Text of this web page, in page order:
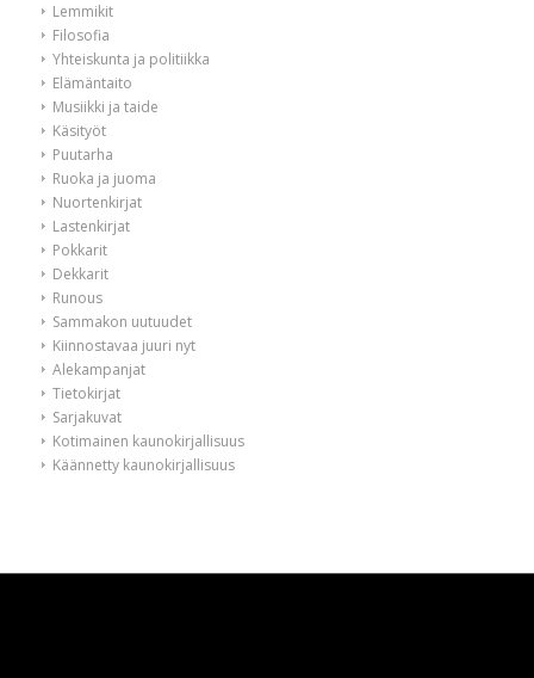
Lemmikit
Filosofia
Yhteiskunta ja politiikka
Elämäntaito
Musiikki ja taide
Käsityöt
Puutarha
Ruoka ja juoma
Nuortenkirjat
Lastenkirjat
Pokkarit
Dekkarit
Runous
Sammakon uutuudet
Kiinnostavaa juuri nyt
Alekampanjat
Tietokirjat
Sarjakuvat
Kotimainen kaunokirjallisuus
Käännetty kaunokirjallisuus